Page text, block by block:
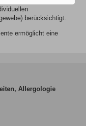
berücksichtigt.
ermöglicht eine
Allergologie